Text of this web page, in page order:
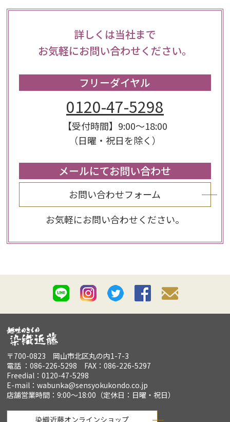
詳しくは当社まで
お気軽にお問い合わせください。
フリーダイヤル
0120-47-5298
【受付時間】9:00～18:00
（日曜・祝日を除く）
メールにてお問い合わせ
お問い合わせフォーム
お気軽にお問い合わせください。
〒700-0823 岡山市北区丸の内1-7-3
電話 ：086-226-5298 FAX：086-226-5297
Freedial：0120-47-5298
E-mail：wabunka@sensyokukondo.co.jp
店舗営業時間：9:00～18:00（定休日：日曜・祝日）
染織近藤オンラインショップ